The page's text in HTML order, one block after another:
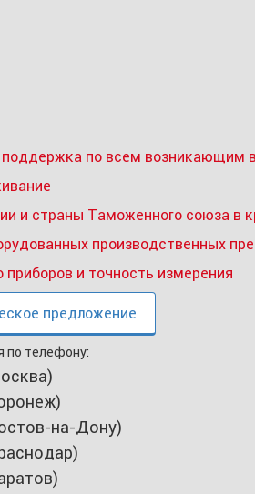
по всем возникающим
и страны Таможенного союза в
производственных
и точность измерения
предложение
по телефону:
на-Дону)